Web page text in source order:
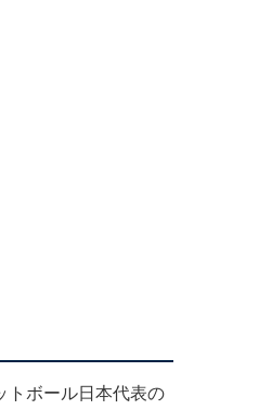
トボール日本代表の